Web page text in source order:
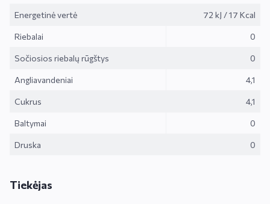
Energetinė vertė 72 kJ /17 Kcal
Riebalai 0
Sočiosios riebalų rūgštys 0
Angliavandeniai 4,1
Cukrus 4,1
Baltymai 0
Druska 0
Tiekėjas